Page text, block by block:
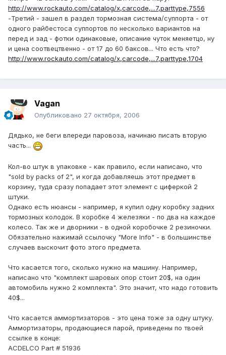
http://www.rockauto.com/catalog/x,carcode,...7,parttype,7556
-Третий - зашел в раздел тормозная система/суппорта - от
одного райбестоса суппортов по несколько вариантов на
перед и зад - фотки одинаковые, описание чуток меняетцо, ну
и цена соотвецтвенно - от 17 до 60 баксов... Что есть что?
http://www.rockauto.com/catalog/x,carcode,...7,parttype,1704
Vagan
Опубликовано 27 октября, 2006
Дядько, не беги впереди паровоза, начинаю писать вторую
часть...
Кол-во штук в упаковке - как правило, если написано, что
"sold by packs of 2", и когда добавляешь этот предмет в
корзину, туда сразу попадает этот элемент с циферкой 2
штуки.
Однако есть нюансы - например, я купил одну коробку задних
тормозных колодок. В коробке 4 железяки - по два на каждое
колесо. Так же и дворники - в одной коробочке 2 резиночки.
Обязательно нажимай ссылочку "More Info" - в большинстве
случаев выскочит фото этого предмета.
Что касается того, сколько нужно на машину. Например,
написано что "комплект шаровых опор стоит 20$, на один
автомобиль нужно 2 комплекта". Это значит, что надо готовить
40$...
Что касается аммортизаторов - это цена тоже за одну штуку.
Аммортизаторы, продающиеся парой, приведены по твоей
ссылке в конце:
ACDELCO Part # 51936